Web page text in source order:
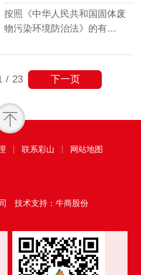
按照《中华人民共和国固体废
物污染环境防治法》的有…
/ 23 下一页
联系彩山 网站地图
技术支持：牛商股份